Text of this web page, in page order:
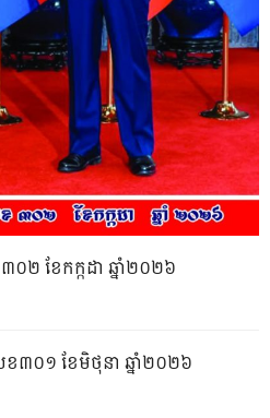
០២ ខែកក្កដា ឆ្នាំ២០២៦
ខ៣០១ ខែមិថុនា ឆ្នាំ២០២៦